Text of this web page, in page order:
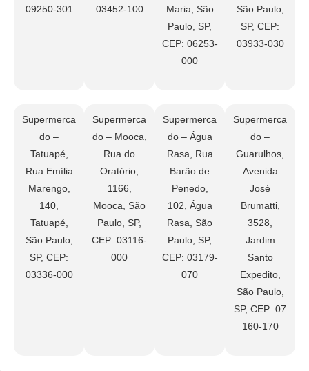
09250-301
03452-100
Maria, São
Paulo, SP,
CEP: 06253-
000
São Paulo,
SP, CEP:
03933-030
Supermerca
do –
Tatuapé,
Rua Emília
Marengo,
140,
Tatuapé,
São Paulo,
SP, CEP:
03336-000
Supermerca
do – Mooca,
Rua do
Oratório,
1166,
Mooca, São
Paulo, SP,
CEP: 03116-
000
Supermerca
do – Água
Rasa, Rua
Barão de
Penedo,
102, Água
Rasa, São
Paulo, SP,
CEP: 03179-
070
Supermerca
do –
Guarulhos,
Avenida
José
Brumatti,
3528,
Jardim
Santo
Expedito,
São Paulo,
SP, CEP: 07
160-170